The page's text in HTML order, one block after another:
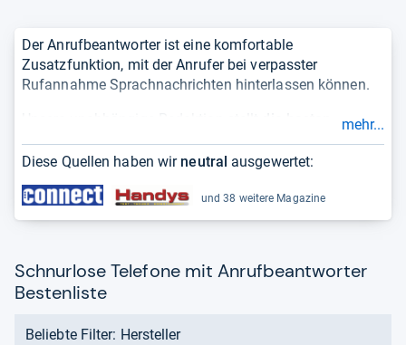
lassen
sich
Der Anrufbeantworter ist eine komfortable
Zusatzfunktion, mit der Anrufer bei verpasster
Rufannahme Sprachnachrichten hinterlassen können.
übersichtlichen und aktuellenBestenlistefür Sie bereit.
Überblick über die Qualität eines Produktes verschaffen
können, berücksichtigen wirTestergebnisseaus
mehr...
Diese Quellen haben wir neutral ausgewertet:
und 38 weitere Magazine
Schnurlose Telefone mit Anrufbeantworter
Bestenliste
Beliebte Filter: Hersteller